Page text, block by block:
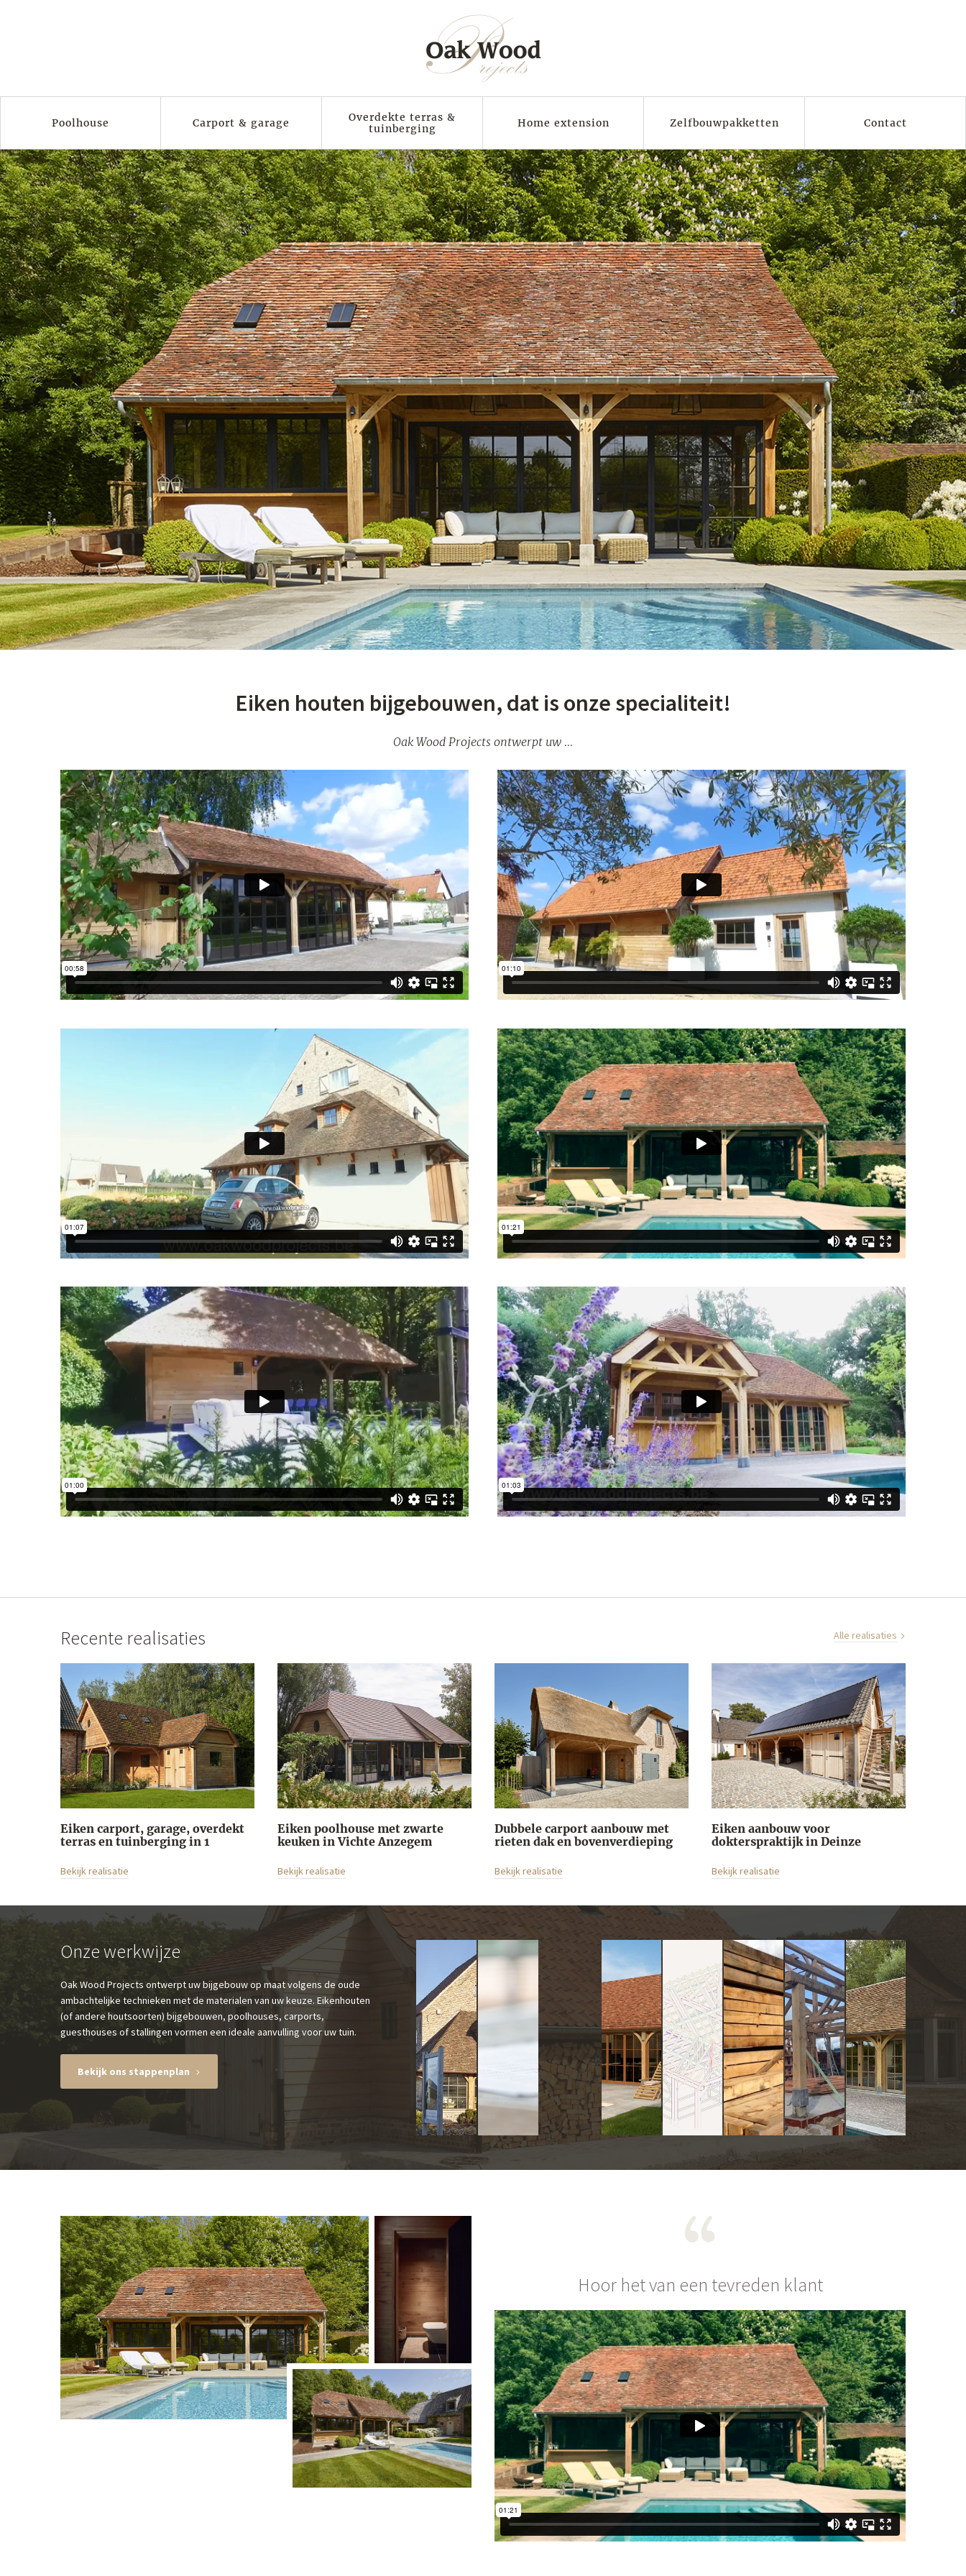
Poolhouse Carport & garage
Overdekte terras &
tuinberging
Home extension Zelfbouwpakketten Contact
Eiken houten bijgebouwen, dat is onze specialiteit!
Oak Wood Projects ontwerpt uw ...
Recente realisaties Alle realisaties
Eiken carport, garage, overdekt
terras en tuinberging in 1
Bekijk realisatie
Eiken poolhouse met zwarte
keuken in Vichte Anzegem
Bekijk realisatie
Dubbele carport aanbouw met
rieten dak en bovenverdieping
Bekijk realisatie
Eiken aanbouw voor
dokterspraktijk in Deinze
Bekijk realisatie
Onze werkwijze
Oak Wood Projects ontwerpt uw bijgebouw op maat volgens de oude
ambachtelijke technieken met de materialen van uw keuze. Eikenhouten
(of andere houtsoorten) bijgebouwen, poolhouses, carports,
guesthouses of stallingen vormen een ideale aanvulling voor uw tuin.
Bekijk ons stappenplan
Hoor het van een tevreden klant